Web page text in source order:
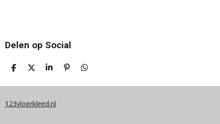
Delen op Social
D
L
N
D
E
S
A
E
P
N
D
L
123vloerkleed.nl